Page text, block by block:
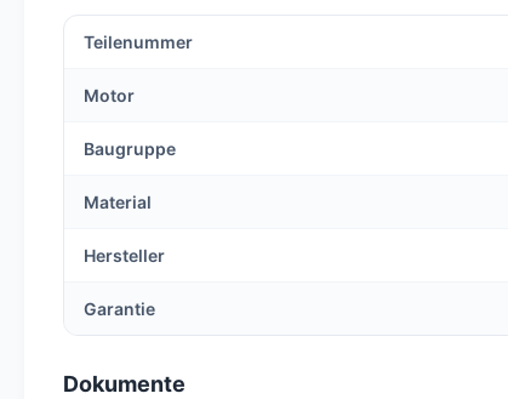
Teilenummer
Motor
Baugruppe
Material
Hersteller
Garantie
Dokumente